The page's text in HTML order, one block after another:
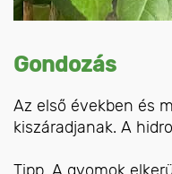
Gondozás
Az első években és
kiszáradjanak. A